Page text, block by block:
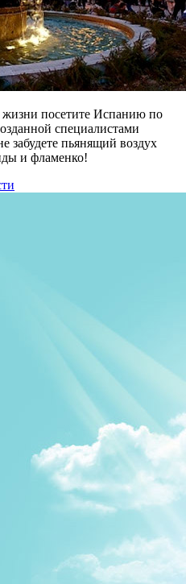
жизни посетите Испанию по
специалистами
забудете пьянящий воздух
и фламенко!